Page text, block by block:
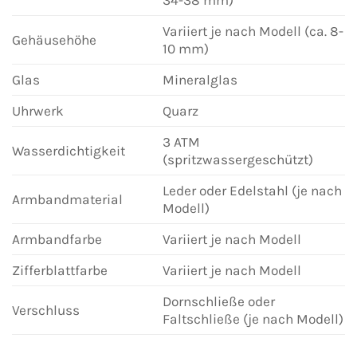
Gehäusehöhe
Variiert je nach Modell (ca. 8-
10 mm)
Glas
Mineralglas
Uhrwerk
Quarz
Wasserdichtigkeit
3 ATM
(spritzwassergeschützt)
Armbandmaterial
Leder oder Edelstahl (je nach
Modell)
Armbandfarbe
Variiert je nach Modell
Zifferblattfarbe
Variiert je nach Modell
Verschluss
Dornschließe oder
Faltschließe (je nach Modell)